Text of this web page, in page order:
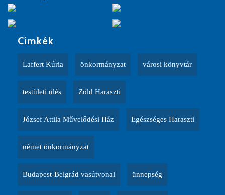
Címkék
Laffert Kúria önkormányzat városi könyvtár
testületi ülés Zöld Haraszti
József Attila Művelődési Ház Egészséges Haraszti
német önkormányzat
Budapest-Belgrád vasútvonal ünnepség